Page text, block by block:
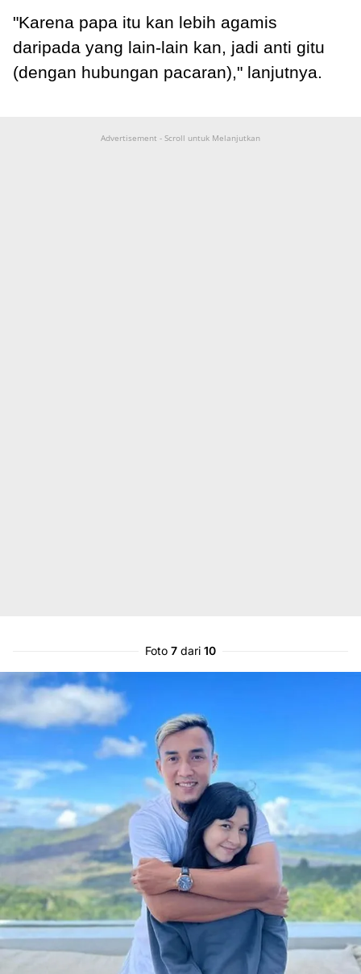
"Karena papa itu kan lebih agamis
daripada yang lain-lain kan, jadi anti gitu
(dengan hubungan pacaran)," lanjutnya.
Advertisement - Scroll untuk Melanjutkan
Foto 7 dari 10